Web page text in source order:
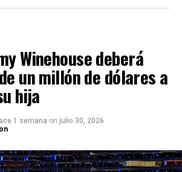
Winehouse deberá
un millón de dólares a
hija
1 semana on julio 30, 2026